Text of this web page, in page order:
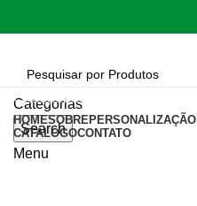
Categorias
Search
Menu
Categorias
HOMESOBREPERSONALIZAÇÃO
CATÁLOGOCONTATO